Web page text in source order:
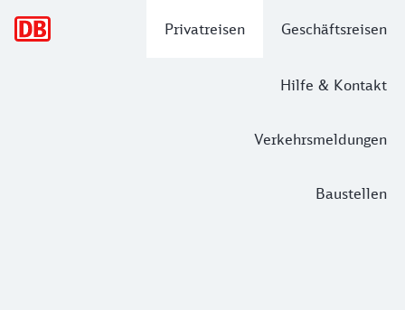
Privatreisen Geschäftsreisen
Hilfe & Kontakt
Verkehrsmeldungen
Baustellen